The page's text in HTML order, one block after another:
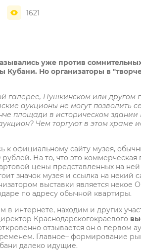
1621
уже против
Кубани. Но организаторы в
галерее, Пушкинском или другом
аукционы не могут позволить
площади в историческом здании
Чем торгуют в этом храме
официальному сайту музея,
На то, что это
цены представленных на
значок музея и ссылка на некий
выставки является некое
по адресу обычной квартиры.
интернете, находим и других
Краснодарскогокраевого
отзывается он о первом
Главное– формирование
далеко идущие.